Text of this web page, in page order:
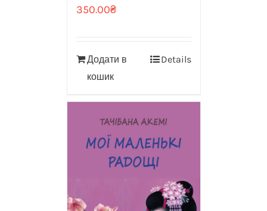
350.00₴
Додати в
кошик
Details